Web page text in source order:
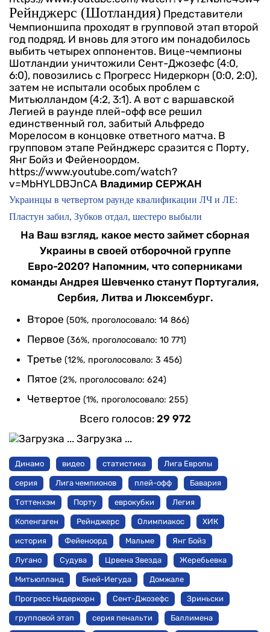
Рейнджерс (Шотландия) Представители
Чемпионшипа проходят в групповой этап второй
год подряд. И вновь для этого им понадобилось
выбить четырех оппонентов. Вице-чемпионы
Шотландии уничтожили Сент-Джозефс (4:0,
6:0), повозились с Прогресс Нидеркорн (0:0, 2:0),
затем не испытали особых проблем с
Митьюлландом (4:2, 3:1). А вот с варшавской
Легией в раунде плей-офф все решил
единственный гол, забитый Альфредо
Морелосом в концовке ответного матча. В
групповом этапе Рейнджерс сразится с Порту,
Янг Бойз и Фейеноордом.
https://www.youtube.com/watch?
v=MbHYLDBJnCA Владимир СЕРЖАН
Украинцы в четвертом раунде квалификации ЛЧ и ЛЕ:
Пластун забил, Зубков отдал, шестеро выбыли
На Ваш взгляд, какое место займет сборная
Украины в своей отборочной группе
Евро-2020? Напомним, что соперниками
команды Андрея Шевченко станут Португалия,
Сербия, Литва и Люксембург.
Второе (50%, проголосовало: 14 866)
Первое (36%, проголосовало: 10 771)
Третье (12%, проголосовало: 3 456)
Пятое (2%, проголосовало: 624)
Четвертое (1%, проголосовало: 255)
Всего голосов: 29 972
Загрузка ...
Динамо видео статистика Лига Европы
серия Лига чемпионов плей-офф Бавария
Тоттенхэм Порту еврокубки Легия
Копенгаген Рейнджерс Олимпиакос ХИК
история Фейеноорд Мальме Янг Бойз
Лугано Судува Црвена Звезда Жеребьевка
Митьюлланд Бней-Иегуда Домжале
Прогресс Нидеркорн Сент-Джозефс Зриньски
групповой этап серия пенальти Баллимена